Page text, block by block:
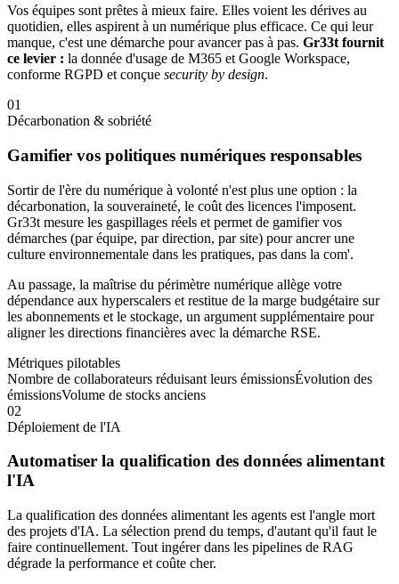
Vos équipes sont prêtes à mieux faire. Elles voient les dérives au
quotidien, elles aspirent à un numérique plus efficace. Ce qui leur
manque, c'est une démarche pour avancer pas à pas. Gr33t fournit
ce levier : la donnée d'usage de M365 et Google Workspace,
conforme RGPD et conçue security by design.
01
Décarbonation & sobriété
Gamifier vos politiques numériques responsables
Sortir de l'ère du numérique à volonté n'est plus une option : la
décarbonation, la souveraineté, le coût des licences l'imposent.
Gr33t mesure les gaspillages réels et permet de gamifier vos
démarches (par équipe, par direction, par site) pour ancrer une
culture environnementale dans les pratiques, pas dans la com'.
Au passage, la maîtrise du périmètre numérique allège votre
dépendance aux hyperscalers et restitue de la marge budgétaire sur
les abonnements et le stockage, un argument supplémentaire pour
aligner les directions financières avec la démarche RSE.
Métriques pilotables
Nombre de collaborateurs réduisant leurs émissionsÉvolution des
émissionsVolume de stocks anciens
02
Déploiement de l'IA
Automatiser la qualification des données alimentant
l'IA
La qualification des données alimentant les agents est l'angle mort
des projets d'IA. La sélection prend du temps, d'autant qu'il faut le
faire continuellement. Tout ingérer dans les pipelines de RAG
dégrade la performance et coûte cher.